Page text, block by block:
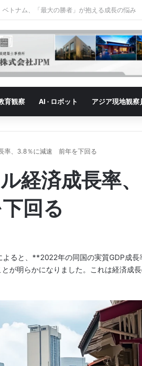
工場は熱を保てるか
育観察 AI · ロボット アジア現地観察
率、3.8％に減速 前年を下回る
経済成長率、
回る
ると、**2022年の同国の実質GDP成長
が明らかになりました。これは経済成